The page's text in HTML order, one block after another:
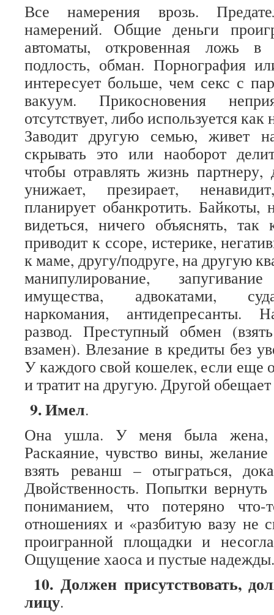
Все намерения врозь.
намерений. Общие деньги
автоматы, откровенная ложь
подлость, обман. Порнография
интересует больше, чем секс с
вакуум. Прикосновения
отсутствует, либо используется
Заводит другую семью, живет
скрывать это или наоборот
чтобы отравлять жизнь партнеру,
унижает, презирает,
планирует обанкротить. Байкоты,
видеться, ничего объяснять,
приводит к ссоре, истерике,
к маме, другу/подруге, на другую
манипулирование,
имущества, адвокатами,
наркомания, антидепресанты.
развод. Преступный обмен
взамен). Влезание в кредиты без
У каждого свой кошелек, если еще
и тратит на другую. Другой
9. Имел.
Она ушла. У меня была жена,
Раскаяние, чувство вины, желание
взять реванш – отыграться,
Двойственность. Попытки
пониманием, что потеряно
отношениях и «разбитую вазу не
проигранной площадки и
Ощущение хаоса и пустые
10. Должен присутствовать,
лицу.